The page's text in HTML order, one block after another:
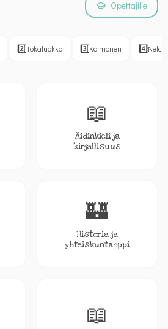
2️⃣Tokaluokka 3️⃣Kolmonen 4️⃣
Opettajille
📖
Äidinkieli ja
kirjallisuus
🏰
Historia ja
yhteiskuntaoppi
📖